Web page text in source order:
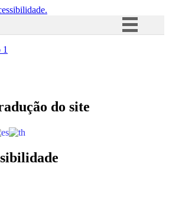
Acesso à informação
1
do site